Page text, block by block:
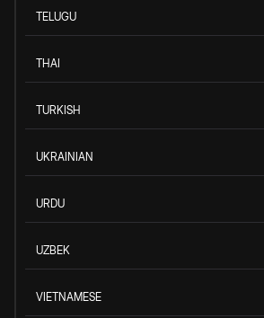
TELUGU
THAI
TURKISH
UKRAINIAN
URDU
UZBEK
VIETNAMESE